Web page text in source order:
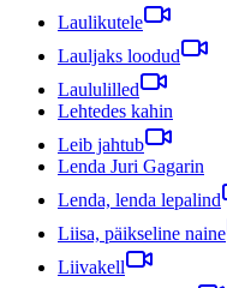
Laulikutele
Lauljaks loodud
Laululilled
Lehtedes kahin
Leib jahtub
Lenda Juri Gagarin
Lenda, lenda lepalind
Liisa, päikseline naine
Liivakell